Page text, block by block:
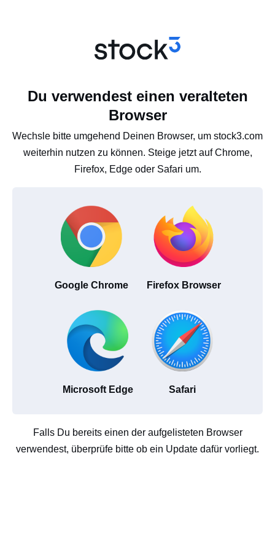
Du verwendest einen veralteten
Browser
Wechsle bitte umgehend Deinen Browser, um stock3.com
weiterhin nutzen zu können. Steige jetzt auf Chrome,
Firefox, Edge oder Safari um.
Google Chrome Firefox Browser
Microsoft Edge Safari
Falls Du bereits einen der aufgelisteten Browser
verwendest, überprüfe bitte ob ein Update dafür vorliegt.